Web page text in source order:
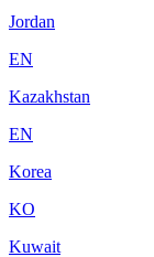
Jordan
EN
Kazakhstan
EN
Korea
KO
Kuwait